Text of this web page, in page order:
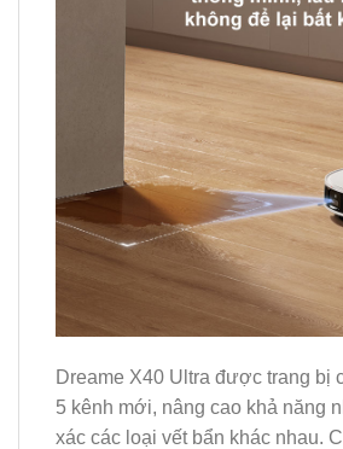
Dreame X40 Ultra được trang bị
5 kênh mới, nâng cao khả năng
xác các loại vết bẩn khác nhau.